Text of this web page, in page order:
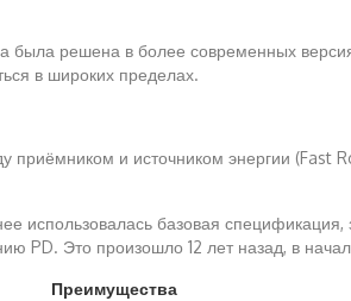
была решена в более современных
в широких пределах.
приёмником и источником энергии (Fast
использовалась базовая
PD. Это произошло 12 лет назад, в
Преимущества